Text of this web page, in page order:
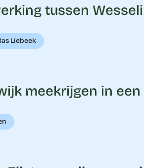
tussen
Liebeek
meekrijgen in